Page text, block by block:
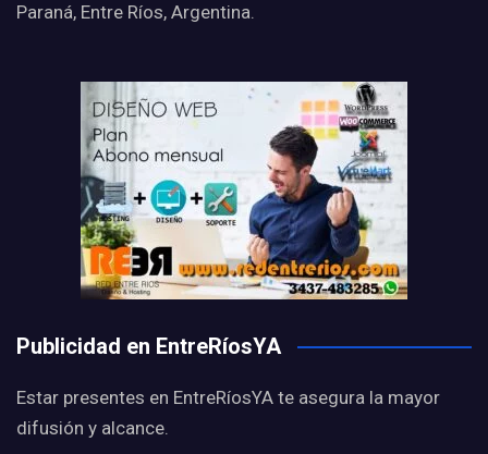
Paraná, Entre Ríos, Argentina.
Publicidad en EntreRíosYA
Estar presentes en EntreRíosYA te asegura la mayor
difusión y alcance.